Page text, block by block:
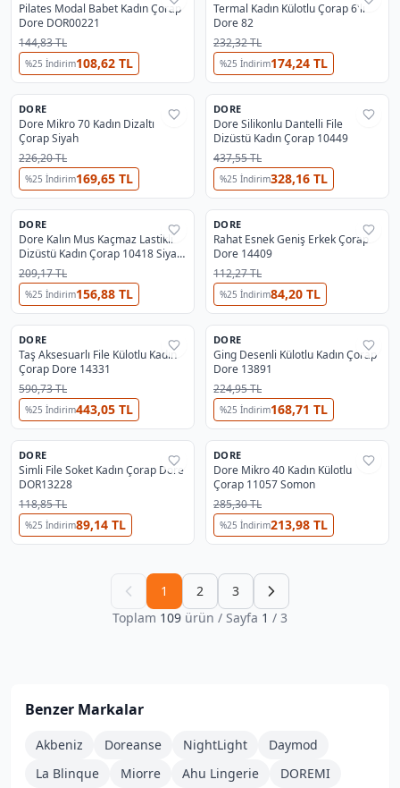
Pilates Modal Babet Kadın Çorap
Dore DOR00221
144,83 TL
%25 İndirim108,62 TL
Termal Kadın Külotlu Çorap 6'lı
Dore 82
232,32 TL
%25 İndirim174,24 TL
%38
DORE
Dore Mikro 70 Kadın Dizaltı
Çorap Siyah
226,20 TL
%25 İndirim169,65 TL
%38
DORE
Dore Silikonlu Dantelli File
Dizüstü Kadın Çorap 10449
437,55 TL
%25 İndirim328,16 TL
%38
DORE
Dore Kalın Mus Kaçmaz Lastikli
Dizüstü Kadın Çorap 10418 Siyah
No.3
209,17 TL
%25 İndirim156,88 TL
%32
5
DORE
Rahat Esnek Geniş Erkek Çorap
Dore 14409
112,27 TL
%25 İndirim84,20 TL
%32
2
DORE
Taş Aksesuarlı File Külotlu Kadın
Çorap Dore 14331
590,73 TL
%25 İndirim443,05 TL
%32
DORE
Ging Desenli Külotlu Kadın Çorap
Dore 13891
224,95 TL
%25 İndirim168,71 TL
%33
DORE
Simli File Soket Kadın Çorap Dore
DOR13228
118,85 TL
%25 İndirim89,14 TL
%38
DORE
Dore Mikro 40 Kadın Külotlu
Çorap 11057 Somon
285,30 TL
%25 İndirim213,98 TL
1 2
3
Toplam 109 ürün / Sayfa 1 / 3
Benzer Markalar
Akbeniz Doreanse NightLight
Daymod
La Blinque
Miorre Ahu Lingerie DOREMI